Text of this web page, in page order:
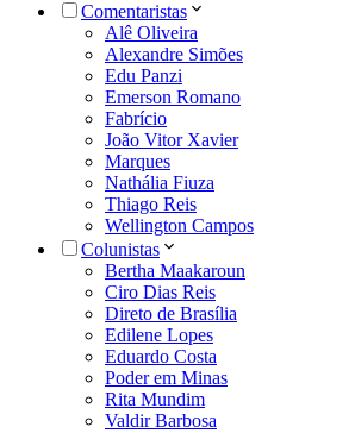
Comentaristas
Alê Oliveira
Alexandre Simões
Edu Panzi
Emerson Romano
Fabrício
João Vitor Xavier
Marques
Nathália Fiuza
Thiago Reis
Wellington Campos
Colunistas
Bertha Maakaroun
Ciro Dias Reis
Direto de Brasília
Edilene Lopes
Eduardo Costa
Poder em Minas
Rita Mundim
Valdir Barbosa